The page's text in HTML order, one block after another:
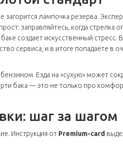
загорится лампочка резерва.
заправляйтесь, когда стрелка
создает искусственный стресс.
сервиса, и в итоге попадаете в
Езда на «сухую» может
бака — это не только про
шаг за шагом
Инструкция от Premium-card